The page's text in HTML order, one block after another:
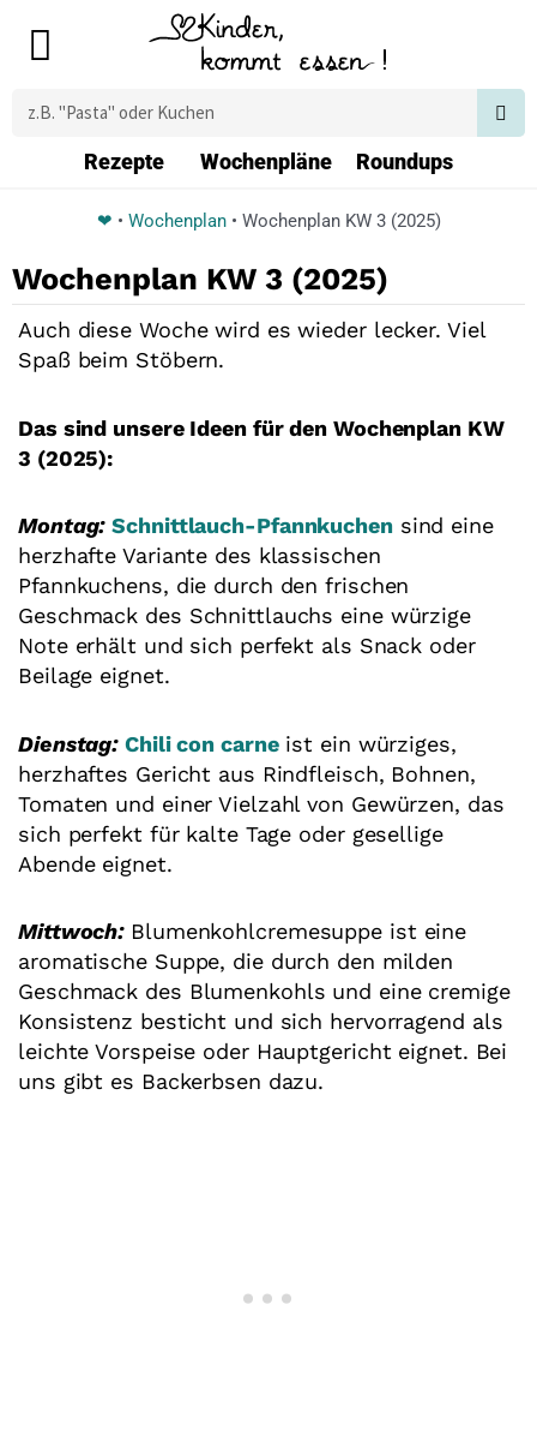
Main
Suche
Rezepte Wochenpläne Roundups
❤ • Wochenplan• Wochenplan KW 3 (2025)
Wochenplan KW 3 (2025)
Auch diese Woche wird es wieder lecker. Viel
Spaß beim Stöbern.
Das sind unsere Ideen für den Wochenplan KW
3 (2025):
Montag: Schnittlauch-Pfannkuchensind eine
herzhafte Variante des klassischen
Pfannkuchens, die durch den frischen
Geschmack des Schnittlauchs eine würzige
Note erhält und sich perfekt als Snack oder
Beilage eignet.
Dienstag: Chili con carneist ein würziges,
herzhaftes Gericht aus Rindfleisch, Bohnen,
Tomaten und einer Vielzahl von Gewürzen, das
sich perfekt für kalte Tage oder gesellige
Abende eignet.
Mittwoch:Blumenkohlcremesuppe ist eine
aromatische Suppe, die durch den milden
Geschmack des Blumenkohls und eine cremige
Konsistenz besticht und sich hervorragend als
leichte Vorspeise oder Hauptgericht eignet. Bei
uns gibt es Backerbsen dazu.